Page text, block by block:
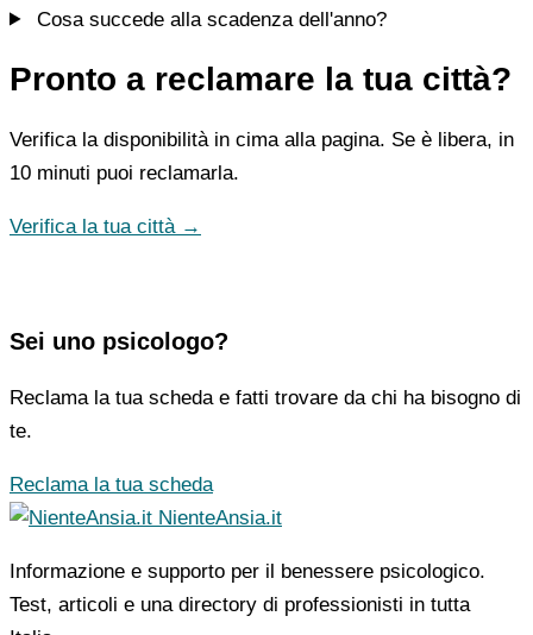
Cosa succede alla scadenza dell'anno?
Pronto a reclamare la tua città?
Verifica la disponibilità in cima alla pagina. Se è libera, in
10 minuti puoi reclamarla.
Verifica la tua città →
Sei uno psicologo?
Reclama la tua scheda e fatti trovare da chi ha bisogno di
te.
Reclama la tua scheda
NienteAnsia.it
Informazione e supporto per il benessere psicologico.
Test, articoli e una directory di professionisti in tutta